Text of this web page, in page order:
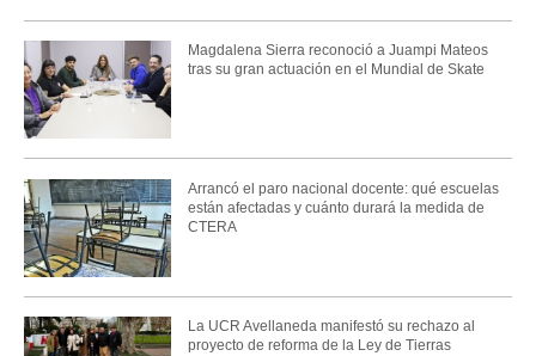
Magdalena Sierra reconoció a Juampi Mateos
tras su gran actuación en el Mundial de Skate
Arrancó el paro nacional docente: qué escuelas
están afectadas y cuánto durará la medida de
CTERA
La UCR Avellaneda manifestó su rechazo al
proyecto de reforma de la Ley de Tierras